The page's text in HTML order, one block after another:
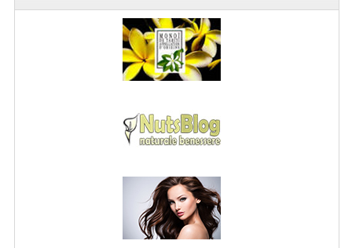
WELLNESS
CAPELLI
FITOTERAPIA NEWS
LINEA OK
MONDO MANCINO